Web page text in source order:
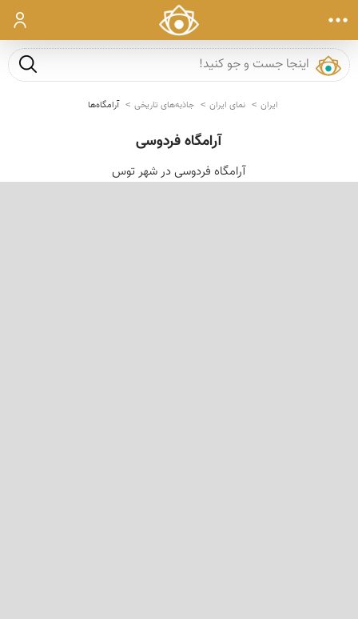
ورود
جست و
ایران نمای ایران جاذبه‌های تاریخی آرامگاه‌ها
آرامگاه فردوسی
آرامگاه فردوسی در شهر توس